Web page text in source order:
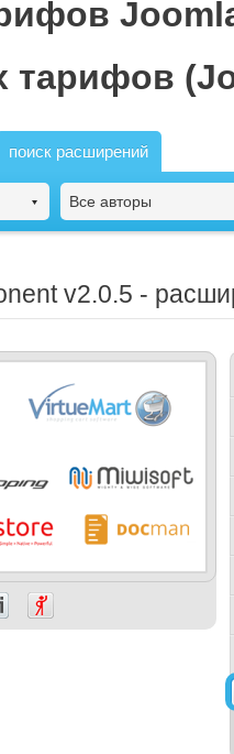
тарифов
поиск расширений
Все авторы
v2.0.5 -